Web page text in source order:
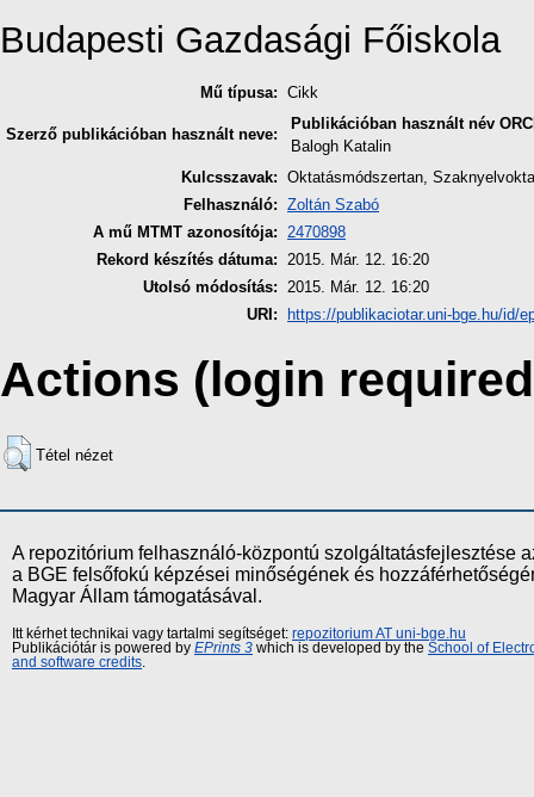
Budapesti Gazdasági Főiskola
Mű típusa: Cikk
Szerző publikációban használt neve:
Publikációban használt név
Balogh Katalin
Kulcsszavak: Oktatásmódszertan,
Felhasználó: Zoltán Szabó
A mű MTMT azonosítója: 2470898
Rekord készítés dátuma: 2015. Már. 12. 16:20
Utolsó módosítás: 2015. Már. 12. 16:20
URI:
https://publikaciotar.uni-bge.hu/id/
Actions (login
Tétel nézet
A repozitórium felhasználó-központú szolgáltatásfejlesztése
a BGE felsőfokú képzései minőségének és
Magyar Állam támogatásával.
Itt kérhet technikai vagy tartalmi segítséget: repozitorium AT uni-bge.hu
Publikációtár is powered by EPrints 3 which is developed by the School of
and software credits